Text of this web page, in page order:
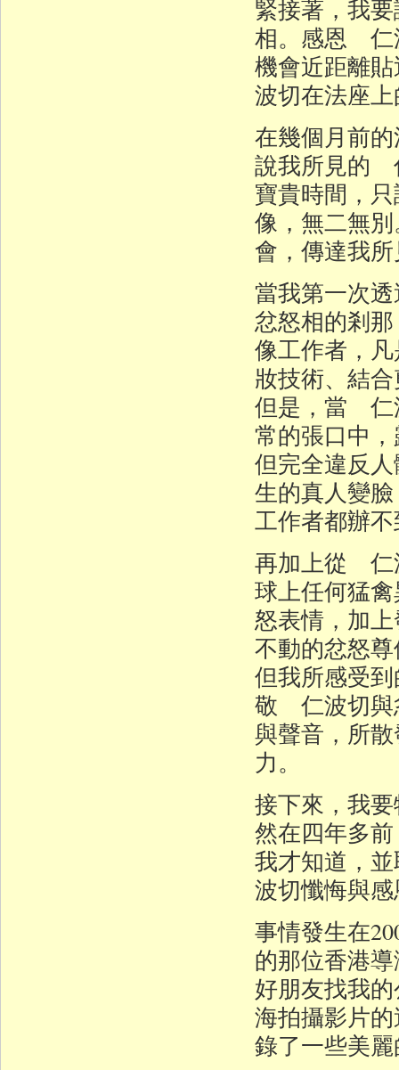
緊接著，我
相。感恩 仁
機會近距離
波切在法座
在幾個月前
說我所見的
寶貴時間，
像，無二無
會，傳達我
當我第一次
忿怒相的剎
像工作者，
妝技術、結
但是，當 仁
常的張口中
但完全違反
生的真人變
工作者都辦
再加上從 仁
球上任何猛
怒表情，加
不動的忿怒
但我所感受
敬 仁波切與
與聲音，所
力。
接下來，我
然在四年多
我才知道，
波切懺悔與
事情發生在
的那位香港
好朋友找我
海拍攝影片
錄了一些美